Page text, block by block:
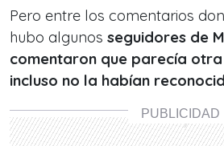
Pero entre los comentarios
hubo algunos seguidores de
comentaron que parecía
incluso no la habían